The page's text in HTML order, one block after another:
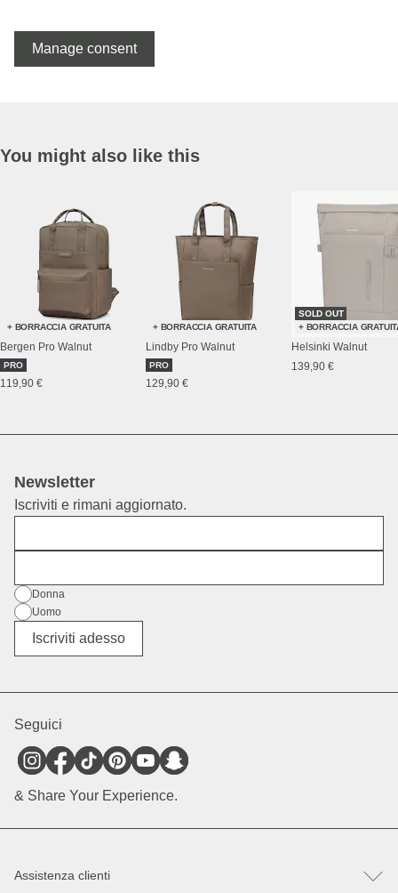
Manage consent
You might also like this
+ BORRACCIA GRATUITA
Bergen Pro Walnut
PRO
119,90 €
+ BORRACCIA GRATUITA
Lindby Pro Walnut
PRO
129,90 €
SOLD OUT
+ BORRACCIA
Helsinki Walnut
139,90 €
Newsletter
Iscriviti e rimani aggiornato.
Genere
Donna
Uomo
Altro
Iscriviti adesso
Seguici
& Share Your Experience.
Assistenza clienti